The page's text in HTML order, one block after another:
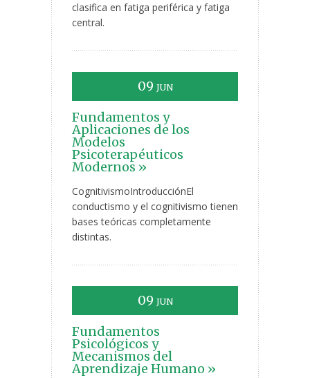
clasifica en fatiga periférica y fatiga
central.
09 JUN
Fundamentos y
Aplicaciones de los
Modelos
Psicoterapéuticos
Modernos »
CognitivismoIntroducciónEl
conductismo y el cognitivismo tienen
bases teóricas completamente
distintas.
09 JUN
Fundamentos
Psicológicos y
Mecanismos del
Aprendizaje Humano »